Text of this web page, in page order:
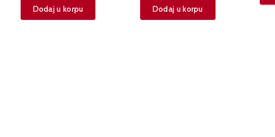
Dodaj u korpu Dodaj u korpu